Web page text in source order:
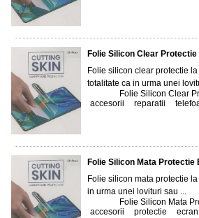
Folie Silicon Clear
Folie silicon clear protectie
totalitate ca in urma unei
Folie Silicon Clear
accesorii
reparatii
Folie Silicon Mata Protectie
Folie silicon mata protectie
in urma unei lovituri sau ...
Folie Silicon Mata
accesorii
protectie ecran